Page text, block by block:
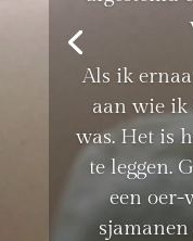
Als ik
aan wie
was. Het is
te leggen.
een oer-